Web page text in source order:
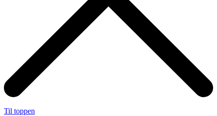
Til toppen